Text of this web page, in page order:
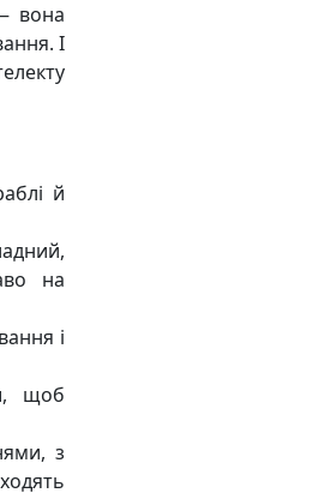
вона
І
й
на
і
щоб
з